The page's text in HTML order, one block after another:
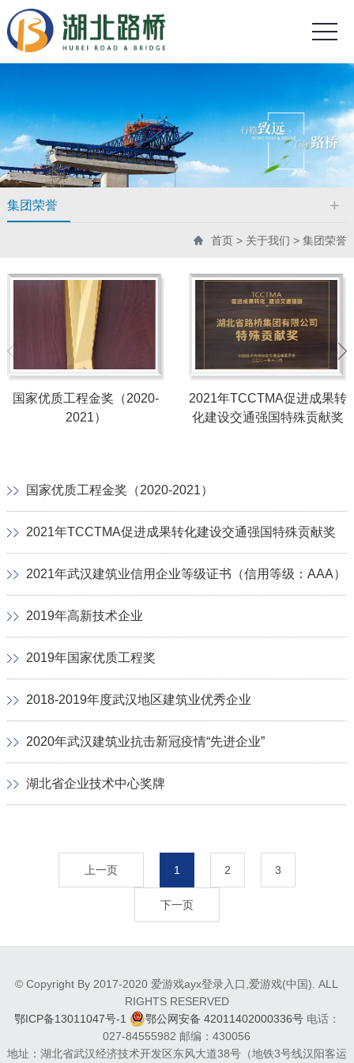
集团荣誉
首页 > 关于我们 >集团荣誉
国家优质工程金奖（2020-
2021）
2021年TCCTMA促进成果转
化建设交通强国特殊贡献奖
国家优质工程金奖（2020-2021）
2021年TCCTMA促进成果转化建设交通强国特殊贡献奖
2021年武汉建筑业信用企业等级证书（信用等级：AAA）
2019年高新技术企业
2019年国家优质工程奖
2018-2019年度武汉地区建筑业优秀企业
2020年武汉建筑业抗击新冠疫情“先进企业”
湖北省企业技术中心奖牌
上一页 1 2 3
下一页
© Copyright By 2017-2020 爱游戏ayx登录入口,爱游戏(中国). ALL
RIGHTS RESERVED
鄂ICP备13011047号-1
鄂公网安备 42011402000336号电话：
027-84555982 邮编：430056
地址：湖北省武汉经济技术开发区东风大道38号（地铁3号线汉阳客运